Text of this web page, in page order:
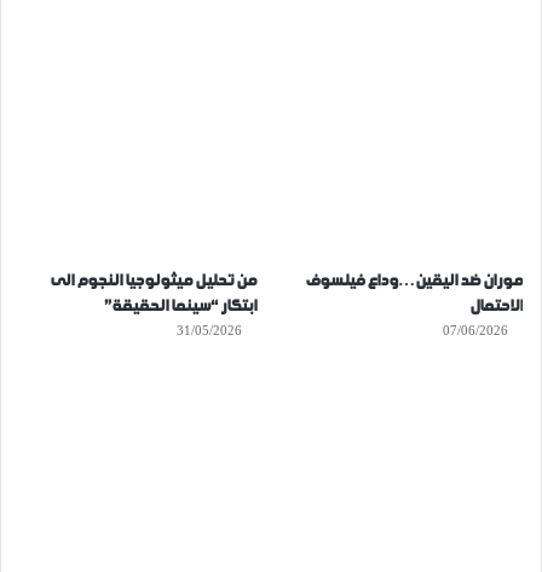
موران ضد اليقين…وداع فيلسوف
الاحتمال
07/06/2026
من تحليل ميثولوجيا النجوم الى
ابتكار “سينما الحقيقة”
31/05/2026